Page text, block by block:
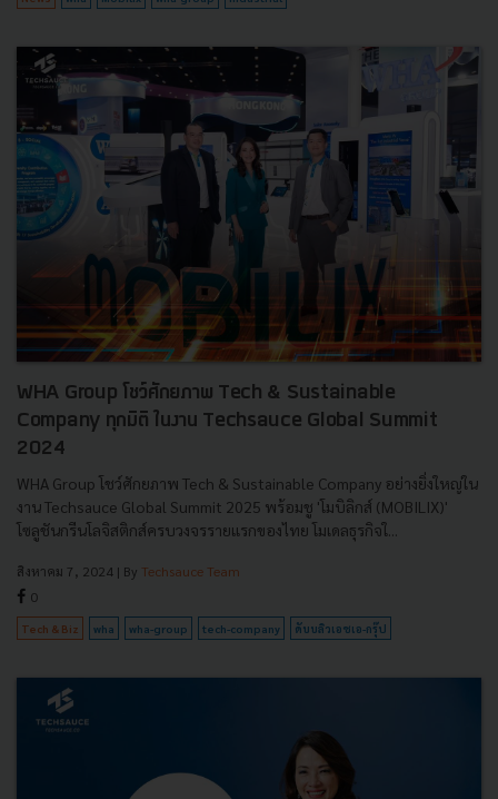
WHA Group โชว์ศักยภาพ Tech & Sustainable
Company ทุกมิติ ในงาน Techsauce Global Summit
2024
WHA Group โชว์ศักยภาพ Tech & Sustainable Company อย่างยิ่งใหญ่ใน
งาน Techsauce Global Summit 2025 พร้อมชู 'โมบิลิกส์ (MOBILIX)'
โซลูชันกรีนโลจิสติกส์ครบวงจรรายแรกของไทย โมเดลธุรกิจใ...
สิงหาคม 7, 2024 | By Techsauce Team
0
Tech & Biz wha wha-group tech-company ดับบลิวเอชเอ-กรุ๊ป